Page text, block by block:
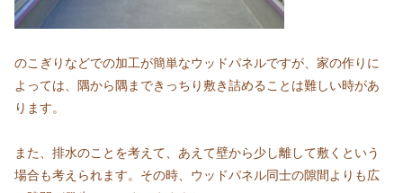
のこぎりなどでの加工が簡単なウッドパネルですが、家の作りに
よっては、隅から隅まできっちり敷き詰めることは難しい時があ
ります。
また、排水のことを考えて、あえて壁から少し離して敷くという
場合も考えられます。その時、ウッドパネル同士の隙間よりも広